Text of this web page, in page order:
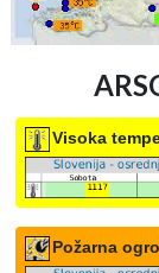
Visoka
Požarna